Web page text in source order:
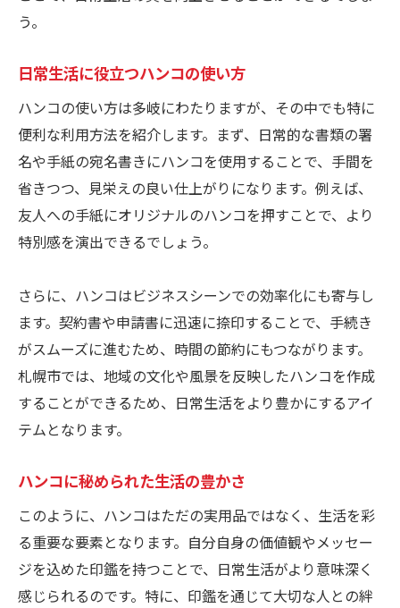
う。
日常生活に役立つハンコの使い方
ハンコの使い方は多岐にわたりますが、その中でも特に
便利な利用方法を紹介します。まず、日常的な書類の署
名や手紙の宛名書きにハンコを使用することで、手間を
省きつつ、見栄えの良い仕上がりになります。例えば、
友人への手紙にオリジナルのハンコを押すことで、より
特別感を演出できるでしょう。
さらに、ハンコはビジネスシーンでの効率化にも寄与し
ます。契約書や申請書に迅速に捺印することで、手続き
がスムーズに進むため、時間の節約にもつながります。
札幌市では、地域の文化や風景を反映したハンコを作成
することができるため、日常生活をより豊かにするアイ
テムとなります。
ハンコに秘められた生活の豊かさ
このように、ハンコはただの実用品ではなく、生活を彩
る重要な要素となります。自分自身の価値観やメッセー
ジを込めた印鑑を持つことで、日常生活がより意味深く
感じられるのです。特に、印鑑を通じて大切な人との絆